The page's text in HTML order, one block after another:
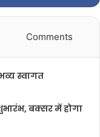
Comments
स्वागत
बक्सर में होगा